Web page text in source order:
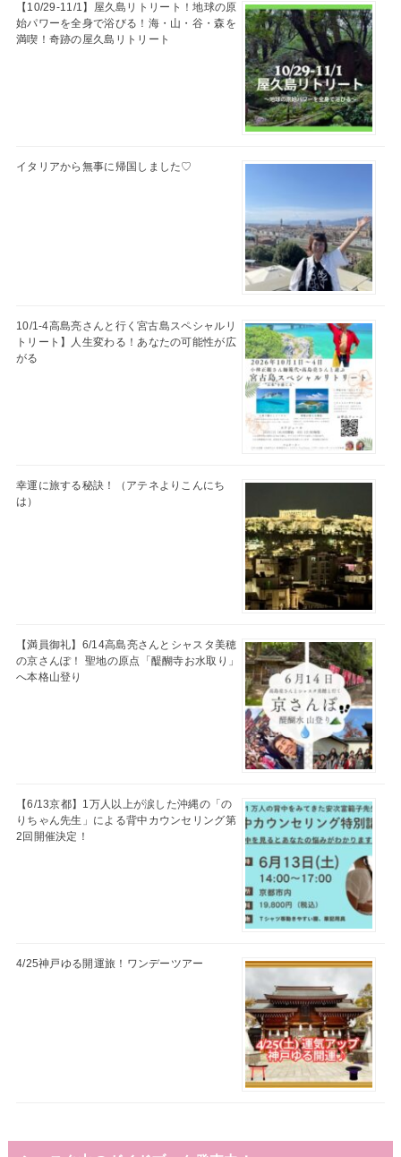
【10/29-11/1】屋久島リトリート！地球の原
始パワーを全身で浴びる！海・山・谷・森を
満喫！奇跡の屋久島リトリート
イタリアから無事に帰国しました♡
10/1-4高島亮さんと行く宮古島スペシャルリ
トリート】人生変わる！あなたの可能性が広
がる
幸運に旅する秘訣！（アテネよりこんにち
は）
【満員御礼】6/14高島亮さんとシャスタ美穂
の京さんぽ！ 聖地の原点「醍醐寺お水取り」
へ本格山登り
【6/13京都】1万人以上が涙した沖縄の「の
りちゃん先生」による背中カウンセリング第
2回開催決定！
4/25神戸ゆる開運旅！ワンデーツアー